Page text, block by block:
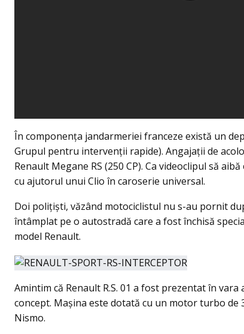
În componenţa jandarmeriei franceze există un
Grupul pentru intervenţii rapide). Angajaţii de
Renault Megane RS (250 CP). Ca videoclipul să
cu ajutorul unui Clio în caroserie universal.
Doi poliţişti, văzând motociclistul nu s-au pornit
întâmplat pe o autostradă care a fost închisă
model Renault.
Amintim că Renault R.S. 01 a fost prezentat în
concept. Maşina este dotată cu un motor turbo de
Nismo.